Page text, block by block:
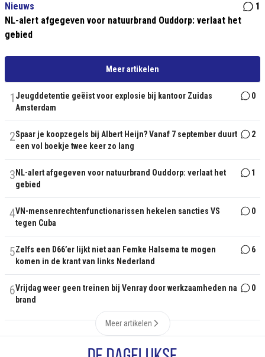
Nieuws
1
NL-alert afgegeven voor natuurbrand Ouddorp: verlaat het
gebied
Meer artikelen
1 Jeugddetentie geëist voor explosie bij kantoor Zuidas
Amsterdam
0
2Spaar je koopzegels bij Albert Heijn? Vanaf 7 september duurt
een vol boekje twee keer zo lang
2
3 NL-alert afgegeven voor natuurbrand Ouddorp: verlaat het
gebied
1
4VN-mensenrechtenfunctionarissen hekelen sancties VS
tegen Cuba
0
5Zelfs een D66’er lijkt niet aan Femke Halsema te mogen
komen in de krant van links Nederland
6
6Vrijdag weer geen treinen bij Venray door werkzaamheden na
brand
0
Meer artikelen